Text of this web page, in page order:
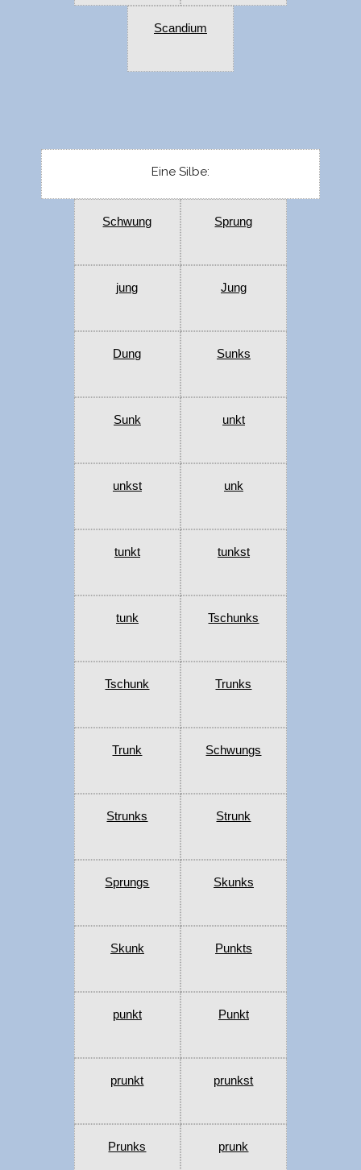
Scandium
Eine Silbe:
Schwung Sprung
jung Jung
Dung Sunks
Sunk unkt
unkst unk
tunkt tunkst
tunk Tschunks
Tschunk Trunks
Trunk Schwungs
Strunks Strunk
Sprungs Skunks
Skunk Punkts
punkt Punkt
prunkt prunkst
Prunks prunk